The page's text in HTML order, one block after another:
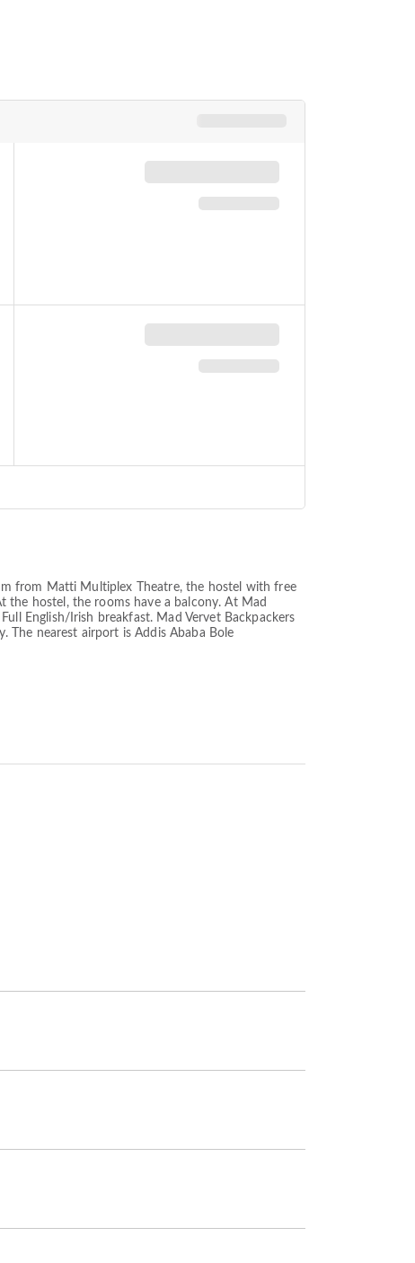
from Matti Multiplex Theatre, the hostel with free
the hostel, the rooms have a balcony. At Mad
English/Irish breakfast. Mad Vervet Backpackers
The nearest airport is Addis Ababa Bole